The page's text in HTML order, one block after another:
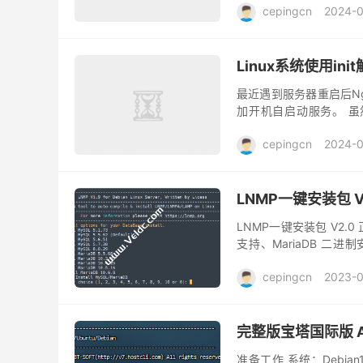
cepingcn
2024-
Linux系统使用init
最近遇到服务器重启后
加开机自启动服务。
cepingcn
2024-
LNMP一键安装包
LNMP一键安装包 V2.0
支持、MariaDB 二进制
cepingcn
2023-
完整版宝塔国际版
准备工作 系统：